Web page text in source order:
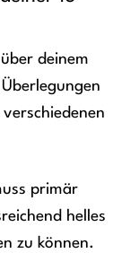
deinem
primär
helles
zu können.